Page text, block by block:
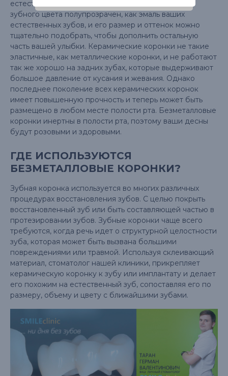
естественный вид. Этот керамический материал
зубного цвета полупрозрачен, как эмаль ваших
естественных зубов, и его размер и оттенок можно
тщательно подобрать, чтобы дополнить остальную
часть вашей улыбки. Керамические коронки не такие
эластичные, как металлические коронки, и не работают
так же хорошо на задних зубах, которые выдерживают
большое давление от кусания и жевания. Однако
последнее поколение всех керамических коронок
имеет повышенную прочность и теперь может быть
размещено в любом месте полости рта. Безметалловые
коронки инертны в полости рта, поэтому ваши десны
будут розовыми и здоровыми.
ГДЕ ИСПОЛЬЗУЮТСЯ
БЕЗМЕТАЛЛОВЫЕ КОРОНКИ?
Зубная коронка используется во многих различных
процедурах восстановления зубов. С целью покрыть
восстановленный зуб или быть составляющей частью в
протезировании зубов. Зубные коронки чаще всего
требуются, когда речь идет о структурной целостности
зуба, которая может быть вызвана большими
повреждениями или травмой. Используя склеивающий
материал, стоматолог нашей клиники, прикрепляет
керамическую коронку к зубу или имплантату и делает
его похожим на естественный зуб, сопоставляя его по
размеру, объему и цвету с ближайшими зубами.